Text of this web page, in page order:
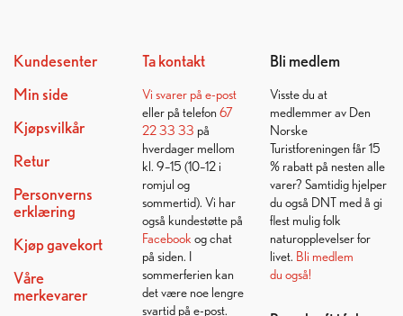
Kundesenter
Min side
Kjøpsvilkår
Retur
Personverns
erklæring
Kjøp gavekort
Våre
merkevarer
Ta kontakt
Vi svarer på e-post
eller på telefon 67
22 33 33 på
hverdager mellom
kl. 9–15 (10–12 i
romjul og
sommertid). Vi har
også kundestøtte på
Facebook og chat
på siden. I
sommerferien kan
det være noe lengre
svartid på e-post.
Bli medlem
Visste du at
medlemmer av Den
Norske
Turistforeningen får 15
% rabatt på nesten alle
varer? Samtidig hjelper
du også DNT med å gi
flest mulig folk
naturopplevelser for
livet. Bli medlem
du også!